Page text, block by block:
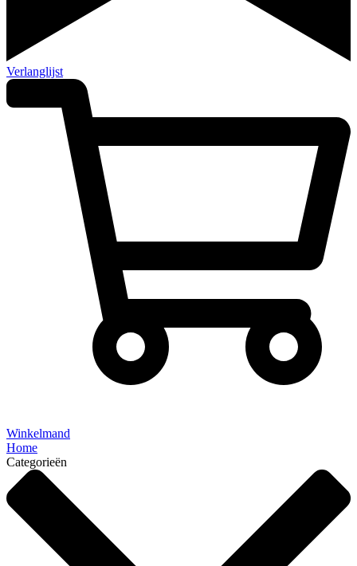
Verlanglijst
Winkelmand
Home
Categorieën